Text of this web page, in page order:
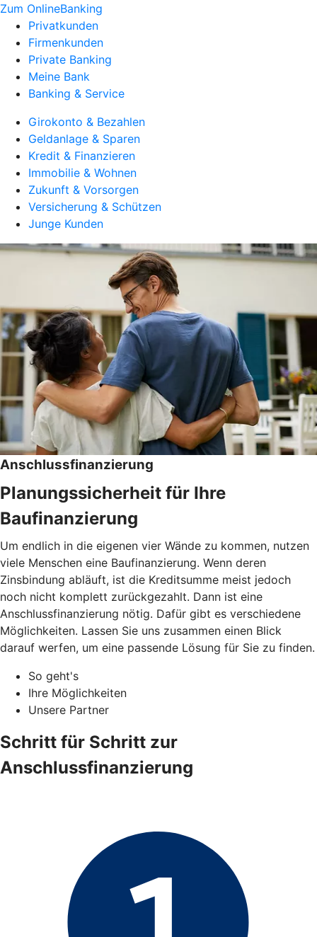
Zum OnlineBanking
Privatkunden
Firmenkunden
Private Banking
Meine Bank
Banking & Service
Girokonto & Bezahlen
Geldanlage & Sparen
Kredit & Finanzieren
Immobilie & Wohnen
Zukunft & Vorsorgen
Versicherung & Schützen
Junge Kunden
Anschlussfinanzierung
Planungssicherheit für Ihre
Baufinanzierung
Um endlich in die eigenen vier Wände zu kommen, nutzen
viele Menschen eine Baufinanzierung. Wenn deren
Zinsbindung abläuft, ist die Kreditsumme meist jedoch
noch nicht komplett zurückgezahlt. Dann ist eine
Anschlussfinanzierung nötig. Dafür gibt es verschiedene
Möglichkeiten. Lassen Sie uns zusammen einen Blick
darauf werfen, um eine passende Lösung für Sie zu finden.
So geht's
Ihre Möglichkeiten
Unsere Partner
Schritt für Schritt zur
Anschlussfinanzierung